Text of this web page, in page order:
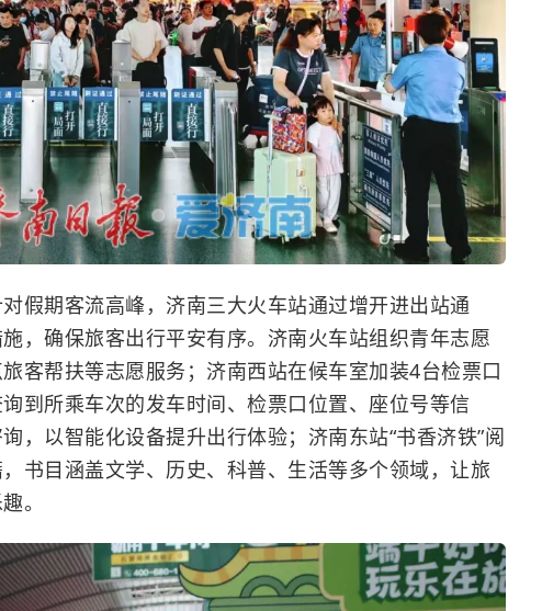
期客流高峰，济南三大火车站通过增开进出站通
，确保旅客出行平安有序。济南火车站组织青年志愿
客帮扶等志愿服务；济南西站在候车室加装4台检票口
到所乘车次的发车时间、检票口位置、座位号等信
，以智能化设备提升出行体验；济南东站“书香济铁”阅
书目涵盖文学、历史、科普、生活等多个领域，让旅
。